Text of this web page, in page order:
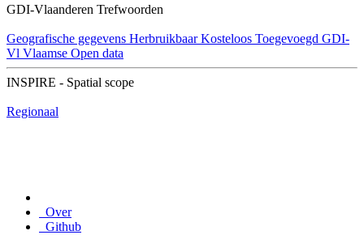
GDI-Vlaanderen Trefwoorden
Geografische gegevens Herbruikbaar Kosteloos Toegevoegd GDI-
Vl Vlaamse Open data
INSPIRE - Spatial scope
Regionaal
Over
Github